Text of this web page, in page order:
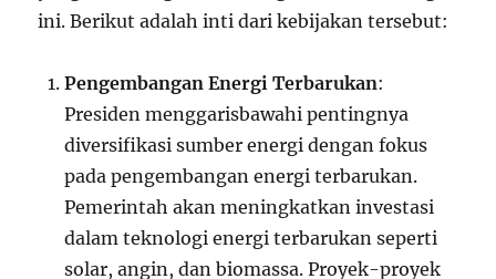
ini. Berikut adalah inti dari kebijakan tersebut:
Pengembangan Energi Terbarukan:
Presiden menggarisbawahi pentingnya
diversifikasi sumber energi dengan fokus
pada pengembangan energi terbarukan.
Pemerintah akan meningkatkan investasi
dalam teknologi energi terbarukan seperti
solar, angin, dan biomassa. Proyek-proyek